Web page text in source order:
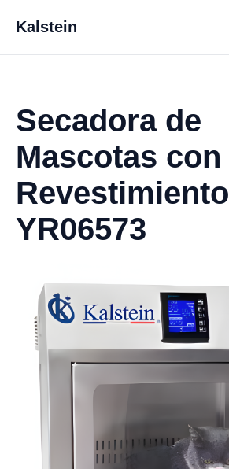
Kalstein
Secadora de
Mascotas con
Revestimiento
YR06573